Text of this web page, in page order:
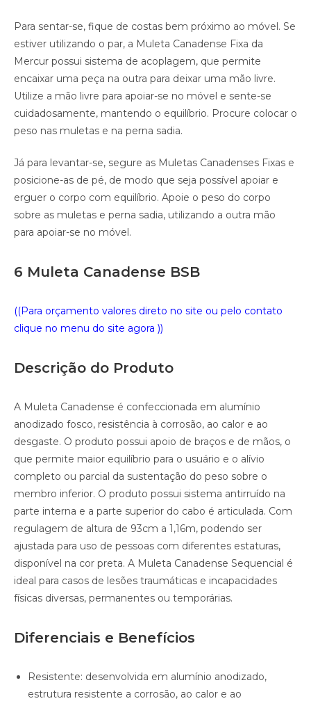
Para sentar-se, fique de costas bem próximo ao móvel. Se
estiver utilizando o par, a Muleta Canadense Fixa da
Mercur possui sistema de acoplagem, que permite
encaixar uma peça na outra para deixar uma mão livre.
Utilize a mão livre para apoiar-se no móvel e sente-se
cuidadosamente, mantendo o equilíbrio. Procure colocar o
peso nas muletas e na perna sadia.
Já para levantar-se, segure as Muletas Canadenses Fixas e
posicione-as de pé, de modo que seja possível apoiar e
erguer o corpo com equilíbrio. Apoie o peso do corpo
sobre as muletas e perna sadia, utilizando a outra mão
para apoiar-se no móvel.
6 Muleta Canadense BSB
((Para orçamento valores direto no site ou pelo contato
clique no menu do site agora ))
Descrição do Produto
A Muleta Canadense é confeccionada em alumínio
anodizado fosco, resistência à corrosão, ao calor e ao
desgaste. O produto possui apoio de braços e de mãos, o
que permite maior equilíbrio para o usuário e o alívio
completo ou parcial da sustentação do peso sobre o
membro inferior. O produto possui sistema antirruído na
parte interna e a parte superior do cabo é articulada. Com
regulagem de altura de 93cm a 1,16m, podendo ser
ajustada para uso de pessoas com diferentes estaturas,
disponível na cor preta. A Muleta Canadense Sequencial é
ideal para casos de lesões traumáticas e incapacidades
físicas diversas, permanentes ou temporárias.
Diferenciais e Benefícios
Resistente: desenvolvida em alumínio anodizado,
estrutura resistente a corrosão, ao calor e ao